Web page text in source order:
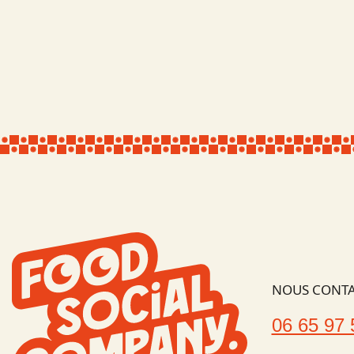
NOUS
06 65 97